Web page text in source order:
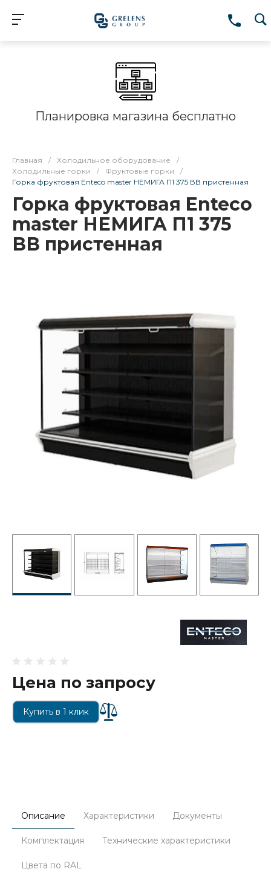
Планировка магазина бесплатно
Главная / Холодильное оборудование
/
Холодильные горки
/ Фруктовые горки
/
Горка фруктовая Enteco master НЕМИГА П1 375 ВВ пристенная
Горка фруктовая Enteco
master НЕМИГА П1 375
ВВ пристенная
Цена по запросу
Купить в 1 клик
Описание Характеристики Документы
Комплектация Технические характеристики
Цвета по RAL